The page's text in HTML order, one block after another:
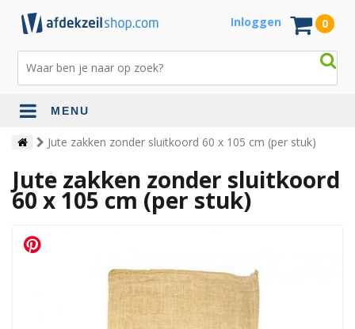
Inloggen 0
MENU
Jute zakken zonder sluitkoord 60 x 105 cm (per stuk)
Jute zakken zonder sluitkoord
60 x 105 cm (per stuk)